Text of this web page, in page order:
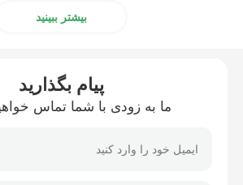
بیشتر ببینید
پیام بگذارید
ما به زودی با شما تماس